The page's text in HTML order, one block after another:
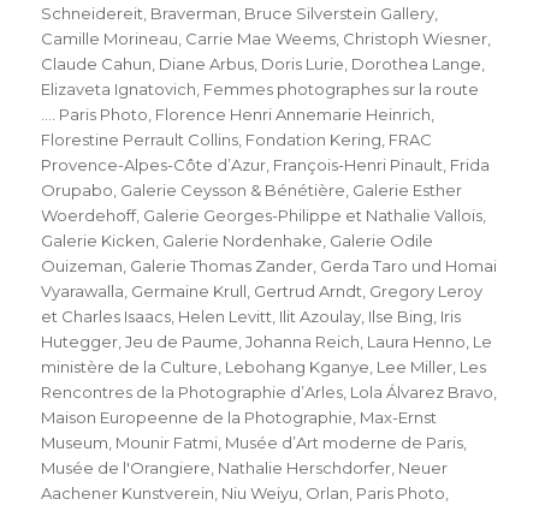
Schneidereit, Braverman, Bruce Silverstein Gallery,
Camille Morineau, Carrie Mae Weems, Christoph Wiesner,
Claude Cahun, Diane Arbus, Doris Lurie, Dorothea Lange,
Elizaveta Ignatovich, Femmes photographes sur la route
.... Paris Photo, Florence Henri Annemarie Heinrich,
Florestine Perrault Collins, Fondation Kering, FRAC
Provence-Alpes-Côte d’Azur, François-Henri Pinault, Frida
Orupabo, Galerie Ceysson & Bénétière, Galerie Esther
Woerdehoff, Galerie Georges-Philippe et Nathalie Vallois,
Galerie Kicken, Galerie Nordenhake, Galerie Odile
Ouizeman, Galerie Thomas Zander, Gerda Taro und Homai
Vyarawalla, Germaine Krull, Gertrud Arndt, Gregory Leroy
et Charles Isaacs, Helen Levitt, Ilit Azoulay, Ilse Bing, Iris
Hutegger,Jeu de Paume,Johanna Reich, Laura Henno, Le
ministère de la Culture, Lebohang Kganye, Lee Miller, Les
Rencontres de la Photographie d’Arles, Lola Álvarez Bravo,
Maison Europeenne de la Photographie, Max-Ernst
Museum, Mounir Fatmi, Musée d’Art moderne de Paris,
Musée de l'Orangiere, Nathalie Herschdorfer, Neuer
Aachener Kunstverein, Niu Weiyu, Orlan, Paris Photo,